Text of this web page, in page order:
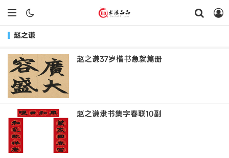
赵之谦
赵之谦37岁楷书急就篇册
赵之谦隶书集字春联10副